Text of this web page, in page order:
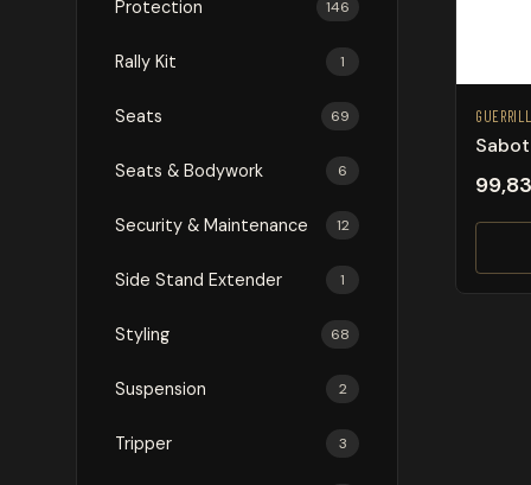
Protection 146
Rally Kit 1
Seats 69
Seats & Bodywork 6
Security & Maintenance 12
Side Stand Extender 1
Styling 68
Suspension 2
Tripper 3
99,83